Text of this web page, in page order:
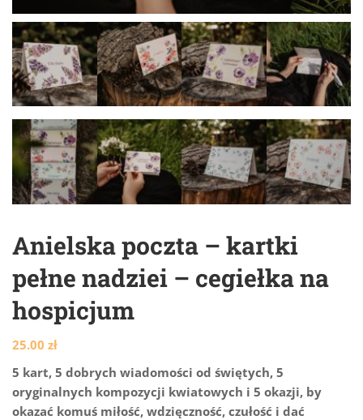
Anielska poczta – kartki
pełne nadziei – cegiełka na
hospicjum
25.00 zł
5 kart, 5 dobrych wiadomości od świętych, 5
oryginalnych kompozycji kwiatowych i 5 okazji, by
okazać komuś miłość, wdzięczność, czułość i dać